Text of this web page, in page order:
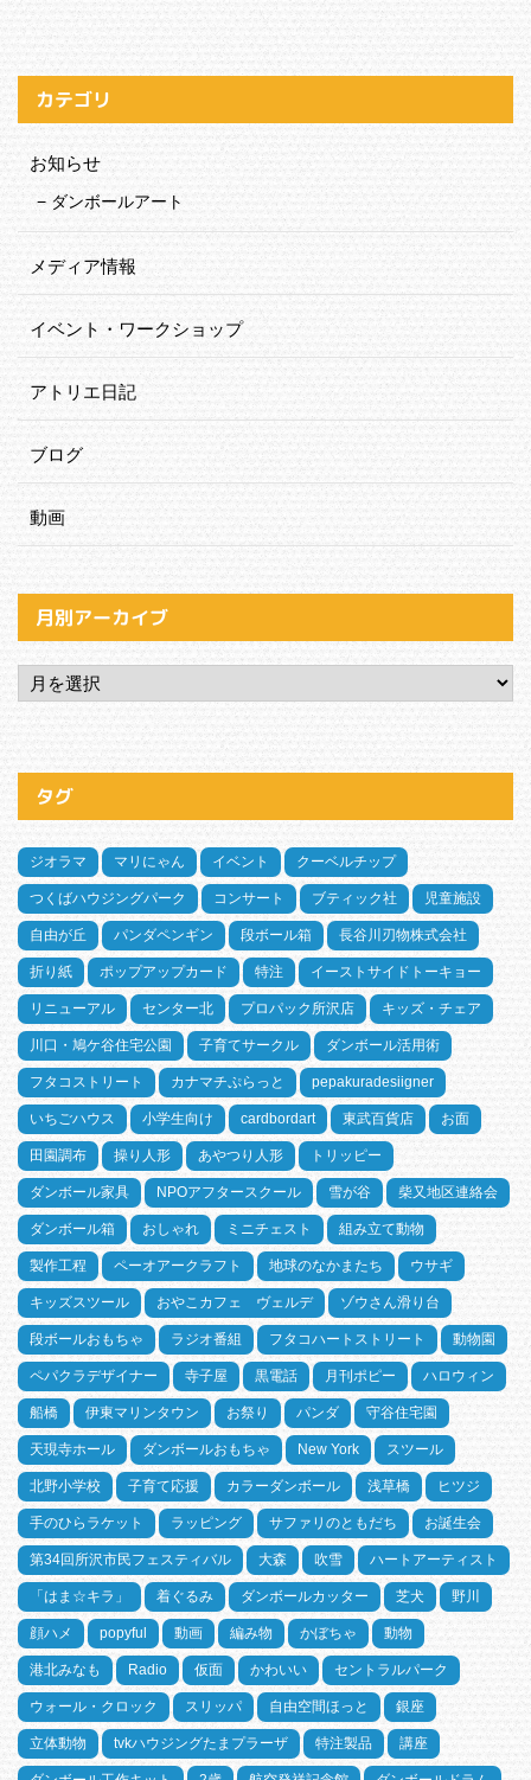
カテゴリ
お知らせ
ダンボールアート
メディア情報
イベント・ワークショップ
アトリエ日記
ブログ
動画
月別アーカイブ
タグ
ジオラマ マリにゃん イベント クーベルチップ
つくばハウジングパーク コンサート ブティック社 児童施設
自由が丘 パンダペンギン 段ボール箱 長谷川刃物株式会社
折り紙 ポップアップカード 特注 イーストサイドトーキョー
リニューアル センター北 プロパック所沢店 キッズ・チェア
川口・鳩ケ谷住宅公園 子育てサークル ダンボール活用術
フタコストリート カナマチぷらっと pepakuradesiigner
いちごハウス 小学生向け cardbordart 東武百貨店 お面
田園調布 操り人形 あやつり人形 トリッピー
ダンボール家具 NPOアフタースクール 雪が谷 柴又地区連絡会
ダンボール箱 おしゃれ ミニチェスト 組み立て動物
製作工程 ペーオアークラフト 地球のなかまたち ウサギ
キッズスツール おやこカフェ ヴェルデ ゾウさん滑り台
段ボールおもちゃ ラジオ番組 フタコハートストリート 動物園
ペパクラデザイナー 寺子屋 黒電話 月刊ポピー ハロウィン
船橋 伊東マリンタウン お祭り パンダ 守谷住宅園
天現寺ホール ダンボールおもちゃ New York スツール
北野小学校 子育て応援 カラーダンボール 浅草橋 ヒツジ
手のひらラケット ラッピング サファリのともだち お誕生会
第34回所沢市民フェスティバル 大森 吹雪 ハートアーティスト
「はま☆キラ」 着ぐるみ ダンボールカッター 芝犬 野川
顔ハメ popyful 動画 編み物 かぼちゃ 動物
港北みなも Radio 仮面 かわいい セントラルパーク
ウォール・クロック スリッパ 自由空間ほっと 銀座
立体動物 tvkハウジングたまプラーザ 特注製品 講座